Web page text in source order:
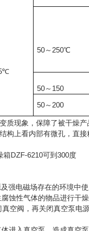
50～250℃
50～150
50～200
质现象，保障了被干燥产
构上看内部有微孔，直
强电磁场存在的环境中使
蚀性气体的物品进行干燥
空阀，再关闭真空泵电